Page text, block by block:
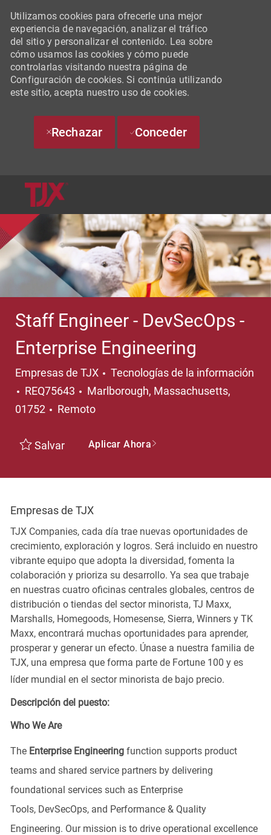
Utilizamos cookies para ofrecerle una mejor
experiencia de navegación, analizar el tráfico
del sitio y personalizar el contenido. Lea sobre
cómo usamos las cookies y cómo puede
controlarlas visitando nuestra página de
Configuración de cookies. Si continúa utilizando
este sitio, acepta nuestro uso de cookies.
Rechazar Conceder
Staff Engineer - DevSecOps -
Enterprise Engineering
Empresas de TJX Categoría
Tecnologías de la información
REQ75643
Ubicación
Marlborough, Massachusetts,
01752
Remoto
Salvar Aplicar Ahora
Empresas de TJX
TJX Companies, cada día trae nuevas oportunidades de
crecimiento, exploración y logros. Será incluido en nuestro
vibrante equipo que adopta la diversidad, fomenta la
colaboración y prioriza su desarrollo. Ya sea que trabaje
en nuestras cuatro oficinas centrales globales, centros de
distribución o tiendas del sector minorista, TJ Maxx,
Marshalls, Homegoods, Homesense, Sierra, Winners y TK
Maxx, encontrará muchas oportunidades para aprender,
prosperar y generar un efecto. Únase a nuestra familia de
TJX, una empresa que forma parte de Fortune 100 y es
líder mundial en el sector minorista de bajo precio.
Descripción del puesto:
Who We Are
The Enterprise Engineering function supports product
teams and shared service partners by delivering
foundational services such as Enterprise
Tools, DevSecOps, and Performance & Quality
Engineering. Our mission is to drive operational excellence